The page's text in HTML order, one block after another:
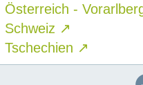
Österreich -
Schweiz ↗
Tschechien ↗